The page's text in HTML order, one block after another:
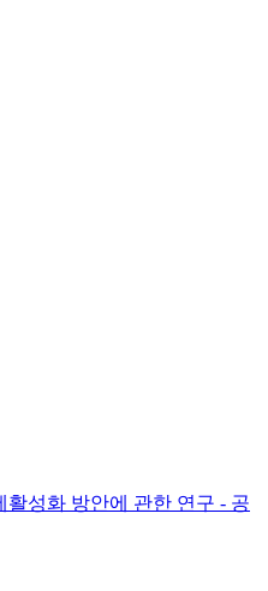
성화 방안에 관한 연구 - 공